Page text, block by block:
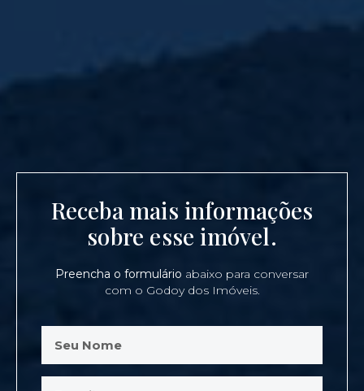
Receba mais informações
sobre esse imóvel.
Preencha o formulário abaixo para conversar
com o Godoy dos Imóveis.